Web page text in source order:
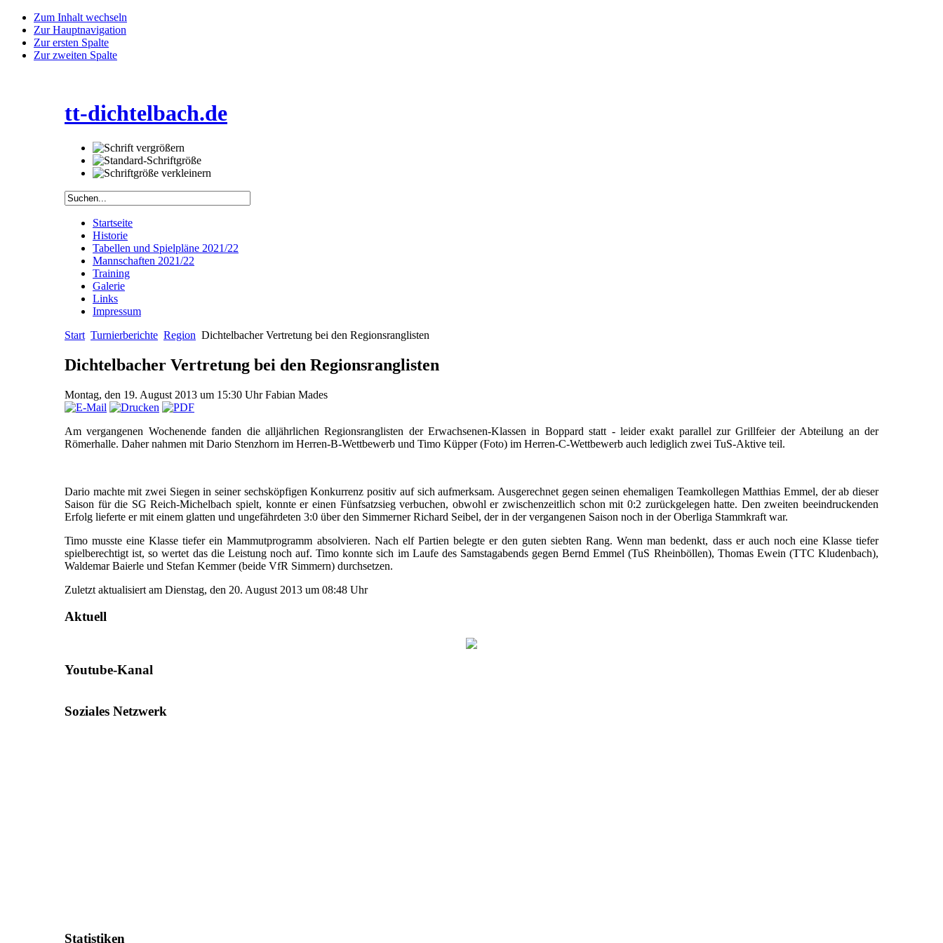
Zum Inhalt wechseln
Zur Hauptnavigation
Zur ersten Spalte
Zur zweiten Spalte
tt-dichtelbach.de
Startseite
Historie
Tabellen und Spielpläne 2021/22
Mannschaften 2021/22
Training
Galerie
Links
Impressum
Start Turnierberichte Region Dichtelbacher Vertretung bei den Regionsranglisten
Dichtelbacher Vertretung bei den Regionsranglisten
Montag, den 19. August 2013 um 15:30 UhrFabian Mades
Am vergangenen Wochenende fanden die alljährlichen Regionsranglisten der Erwachsenen-Klassen in Boppard statt - leider exakt parallel zur Grillfeier der Abteilung an der
Römerhalle. Daher nahmen mit Dario Stenzhorn im Herren-B-Wettbewerb und Timo Küpper (Foto) im Herren-C-Wettbewerb auch lediglich zwei TuS-Aktive teil.
Dario machte mit zwei Siegen in seiner sechsköpfigen Konkurrenz positiv auf sich aufmerksam. Ausgerechnet gegen seinen ehemaligen Teamkollegen Matthias Emmel, der ab dieser
Saison für die SG Reich-Michelbach spielt, konnte er einen Fünfsatzsieg verbuchen, obwohl er zwischenzeitlich schon mit 0:2 zurückgelegen hatte. Den zweiten beeindruckenden
Erfolg lieferte er mit einem glatten und ungefährdeten 3:0 über den Simmerner Richard Seibel, der in der vergangenen Saison noch in der Oberliga Stammkraft war.
Timo musste eine Klasse tiefer ein Mammutprogramm absolvieren. Nach elf Partien belegte er den guten siebten Rang. Wenn man bedenkt, dass er auch noch eine Klasse tiefer
spielberechtigt ist, so wertet das die Leistung noch auf. Timo konnte sich im Laufe des Samstagabends gegen Bernd Emmel (TuS Rheinböllen), Thomas Ewein (TTC Kludenbach),
Waldemar Baierle und Stefan Kemmer (beide VfR Simmern) durchsetzen.
Zuletzt aktualisiert am Dienstag, den 20. August 2013 um 08:48 Uhr
Aktuell
Youtube-Kanal
Soziales Netzwerk
Statistiken